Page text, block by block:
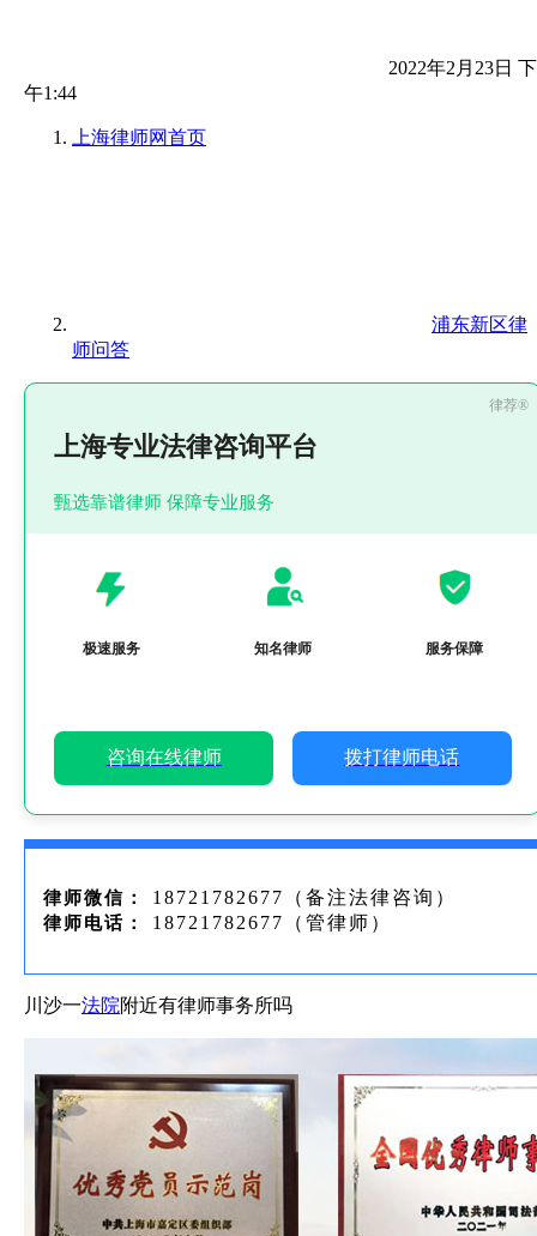
2022年2月23日 下
午1:44
上海律师网首页
浦东新区律
师问答
上海专业法律咨询平台
甄选靠谱律师 保障专业服务
极速服务 知名律师 服务保障
咨询在线律师 拨打律师电话
律师微信： 18721782677（备注法律咨询）
律师电话： 18721782677（管律师）
川沙一法院附近有律师事务所吗